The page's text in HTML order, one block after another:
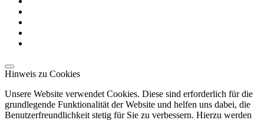
Hinweis zu Cookies
Unsere Website verwendet Cookies. Diese sind erforderlich für die
grundlegende Funktionalität der Website und helfen uns dabei, die
Benutzerfreundlichkeit stetig für Sie zu verbessern. Hierzu werden